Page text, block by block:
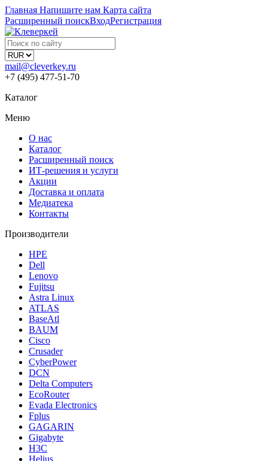
Главная Напишите нам Карта сайта
Расширенный поискВходРегистрация
mail@cleverkey.ru
+7 (495) 477-51-70
Каталог
Меню
О нас
Каталог
Расширенный поиск
ИТ-решения и услуги
Акции
Доставка и оплата
Медиатека
Контакты
Производители
HPE
Dell
Lenovo
Fujitsu
Astra Linux
ATLAS
BaseAtl
BAUM
Cisco
Crusader
CyberPower
DCN
Delta Computers
EcoRouter
Evada Electronics
Fplus
GAGARIN
Gigabyte
H3C
Helius